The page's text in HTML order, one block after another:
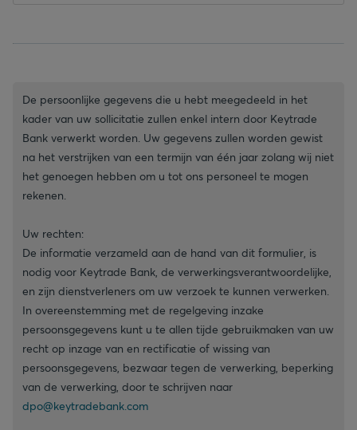
De persoonlijke gegevens die u hebt meegedeeld in het
kader van uw sollicitatie zullen enkel intern door Keytrade
Bank verwerkt worden. Uw gegevens zullen worden gewist
na het verstrijken van een termijn van één jaar zolang wij niet
het genoegen hebben om u tot ons personeel te mogen
rekenen.
Uw rechten:
De informatie verzameld aan de hand van dit formulier, is
nodig voor Keytrade Bank, de verwerkingsverantwoordelijke,
en zijn dienstverleners om uw verzoek te kunnen verwerken.
In overeenstemming met de regelgeving inzake
persoonsgegevens kunt u te allen tijde gebruikmaken van uw
recht op inzage van en rectificatie of wissing van
persoonsgegevens, bezwaar tegen de verwerking, beperking
van de verwerking, door te schrijven naar
dpo@keytradebank.com